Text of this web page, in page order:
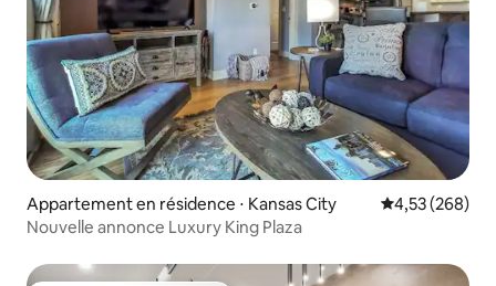
Appartement en résidence ⋅ Kansas City Évaluation
4,53 (268)
Nouvelle annonce Luxury King Plaza